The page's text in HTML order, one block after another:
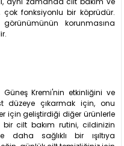
fonksiyonlu bir köprüdür.
korunmasına
Kremi'nin etkinliğini ve
düzeye çıkarmak için, onu
için geliştirdiği diğer ürünlerle
cilt bakım rutini, cildinizin
daha sağlıklı bir ışıltıya